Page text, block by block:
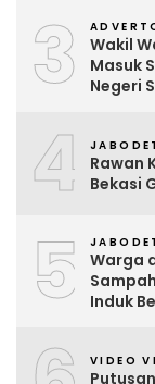
3
Wakil
Masuk
Negeri
4
Rawan
Bekasi
5
Warga
Induk
VIDEO